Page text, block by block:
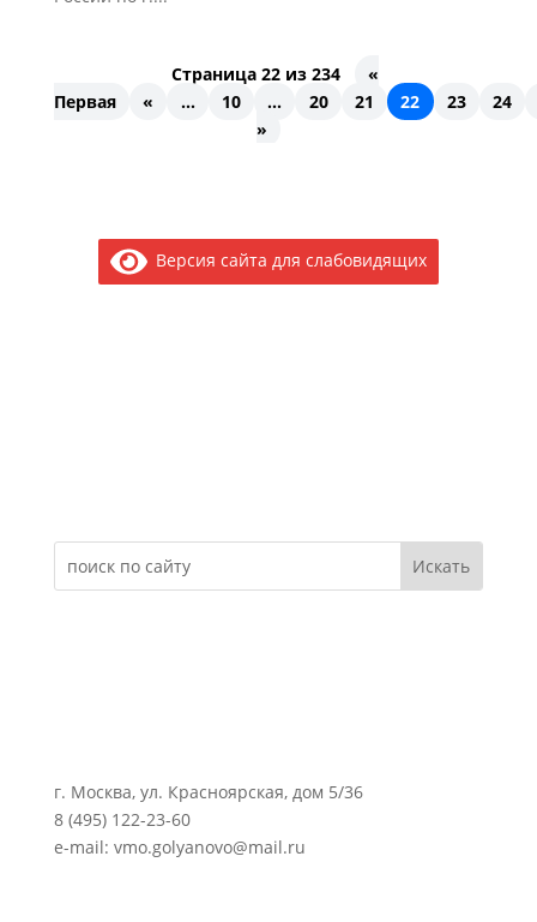
Страница 22 из 234
«
Первая
« ... 10 ... 20 21 22 23
24
»
Версия сайта для слабовидящих
г. Москва, ул. Красноярская, дом 5/36
8 (495) 122-23-60
e-mail: vmo.golyanovo@mail.ru